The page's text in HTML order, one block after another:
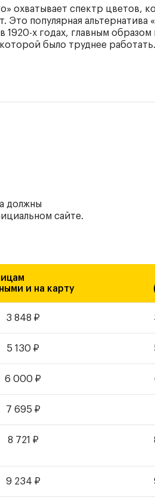
охватывает спектр цветов,
популярная альтернатива
х годах, главным образом
было труднее работать.
должны
сайте.
и на карту
3 848 ₽
5 130 ₽
6 000 ₽
7 695 ₽
8 721 ₽
9 234 ₽